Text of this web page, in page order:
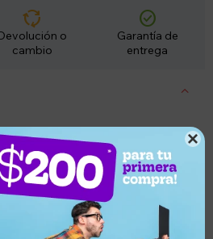

cycle
o
cambio
check_circle
Garantía de
entrega
de 250 ml, ideal para llevar
el día a día sin preocuparte por
y resistente la convierte en
oficina, viajes o uso urbano.